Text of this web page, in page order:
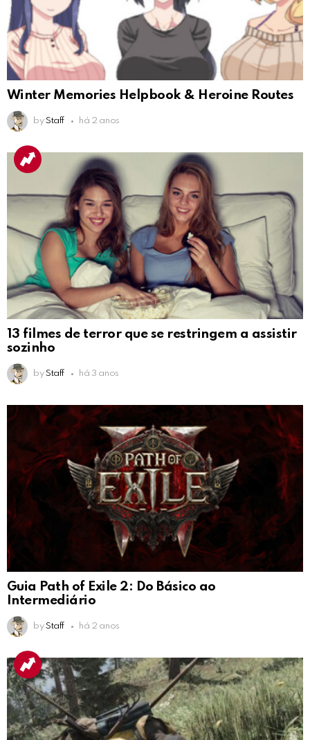
Winter Memories Helpbook & Heroine Routes
by Staff há 2 anos
13 filmes de terror que se restringem a assistir
sozinho
by Staff há 3 anos
Guia Path of Exile 2: Do Básico ao
Intermediário
by Staff há 2 anos